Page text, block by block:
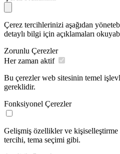
Çerez tercihlerinizi aşağıdan
detaylı bilgi için açıklamaları
Zorunlu Çerezler
Her zaman aktif
Bu çerezler web sitesinin temel
gereklidir.
Fonksiyonel Çerezler
Gelişmiş özellikler ve
tercihi, tema seçimi gibi.